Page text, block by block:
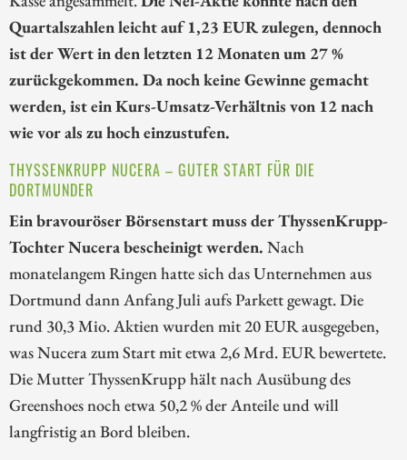
Quartalszahlen leicht auf 1,23 EUR zulegen, dennoch
ist der Wert in den letzten 12 Monaten um 27 %
zurückgekommen. Da noch keine Gewinne gemacht
werden, ist ein Kurs-Umsatz-Verhältnis von 12 nach
wie vor als zu hoch einzustufen.
THYSSENKRUPP NUCERA – GUTER START FÜR DIE
DORTMUNDER
Ein bravouröser Börsenstart muss der ThyssenKrupp-
Tochter Nucera bescheinigt werden. Nach
monatelangem Ringen hatte sich das Unternehmen aus
Dortmund dann Anfang Juli aufs Parkett gewagt. Die
rund 30,3 Mio. Aktien wurden mit 20 EUR ausgegeben,
was Nucera zum Start mit etwa 2,6 Mrd. EUR bewertete.
Die Mutter ThyssenKrupp hält nach Ausübung des
Greenshoes noch etwa 50,2 % der Anteile und will
langfristig an Bord bleiben.